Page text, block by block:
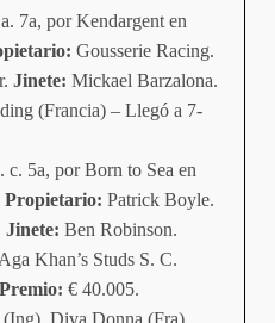
7a, por Kendargent en
Gousserie Racing.
Jinete: Mickael Barzalona.
(Francia) – Llegó a 7-
5a, por Born to Sea en
Propietario: Patrick Boyle.
Jinete: Ben Robinson.
Khan’s Studs S. C.
Premio: € 40.005.
Diva Donna (Fra),